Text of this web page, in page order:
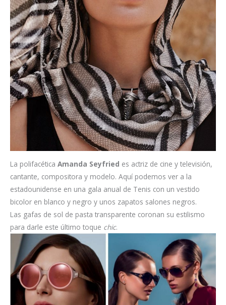
La polifacética Amanda Seyfried es actriz de cine y televisión,
cantante, compositora y modelo. Aquí podemos ver a la
estadounidense en una gala anual de Tenis con un vestido
bicolor en blanco y negro y unos zapatos salones negros.
Las gafas de sol de pasta transparente coronan su estilismo
para darle este último toque chic.